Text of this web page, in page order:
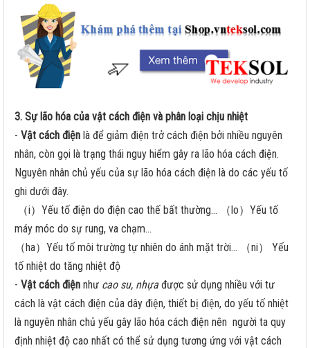
3. Sự lão hóa của vật cách điện và phân loại chịu nhiệt
- Vật cách điện là để giảm điện trở cách điện bởi nhiều nguyên
nhân, còn gọi là trạng thái nguy hiểm gây ra lão hóa cách điện.
Nguyên nhân chủ yếu của sự lão hóa cách điện là do các yếu tố
ghi dưới đây.
（i）Yếu tố điện do điện cao thế bất thường… （lo）Yếu tố
máy móc do sự rung, va chạm…
（ha）Yếu tố môi trường tự nhiên do ánh mặt trời… （ni） Yếu
tố nhiệt do tăng nhiệt độ
- Vật cách điện như cao su, nhựađược sử dụng nhiều với tư
cách là vật cách điện của dây điện, thiết bị điện, do yếu tố nhiệt
là nguyên nhân chủ yếu gây lão hóa cách điện nên người ta quy
định nhiệt độ cao nhất có thể sử dụng tương ứng với vật cách